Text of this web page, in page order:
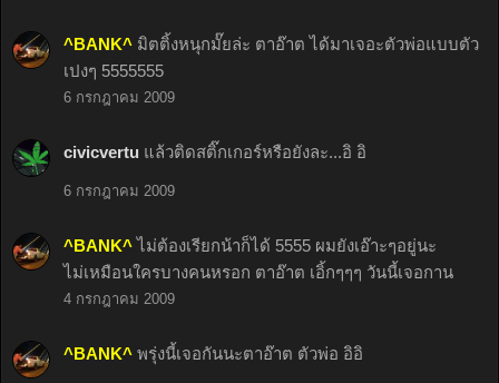
^BANK^ มิตติ้งหนุกมั๊ยล่ะ ตาอ๊าต ได้มาเจอะตัวพ่อแบบตัว
เปงๆ 5555555
6 กรกฎาคม 2009
civicvertu แล้วติดสติ๊กเกอร์หรือยังละ...อิ อิ
6 กรกฎาคม 2009
^BANK^ ไม่ต้องเรียกน้าก็ได้ 5555 ผมยังเอ๊าะๆอยู่นะ
ไม่เหมือนใครบางคนหรอก ตาอ๊าต เอิ้กๆๆๆ วันนี้เจอกาน
4 กรกฎาคม 2009
^BANK^ พรุ่งนี้เจอกันนะตาอ๊าต ตัวพ่อ อิอิ